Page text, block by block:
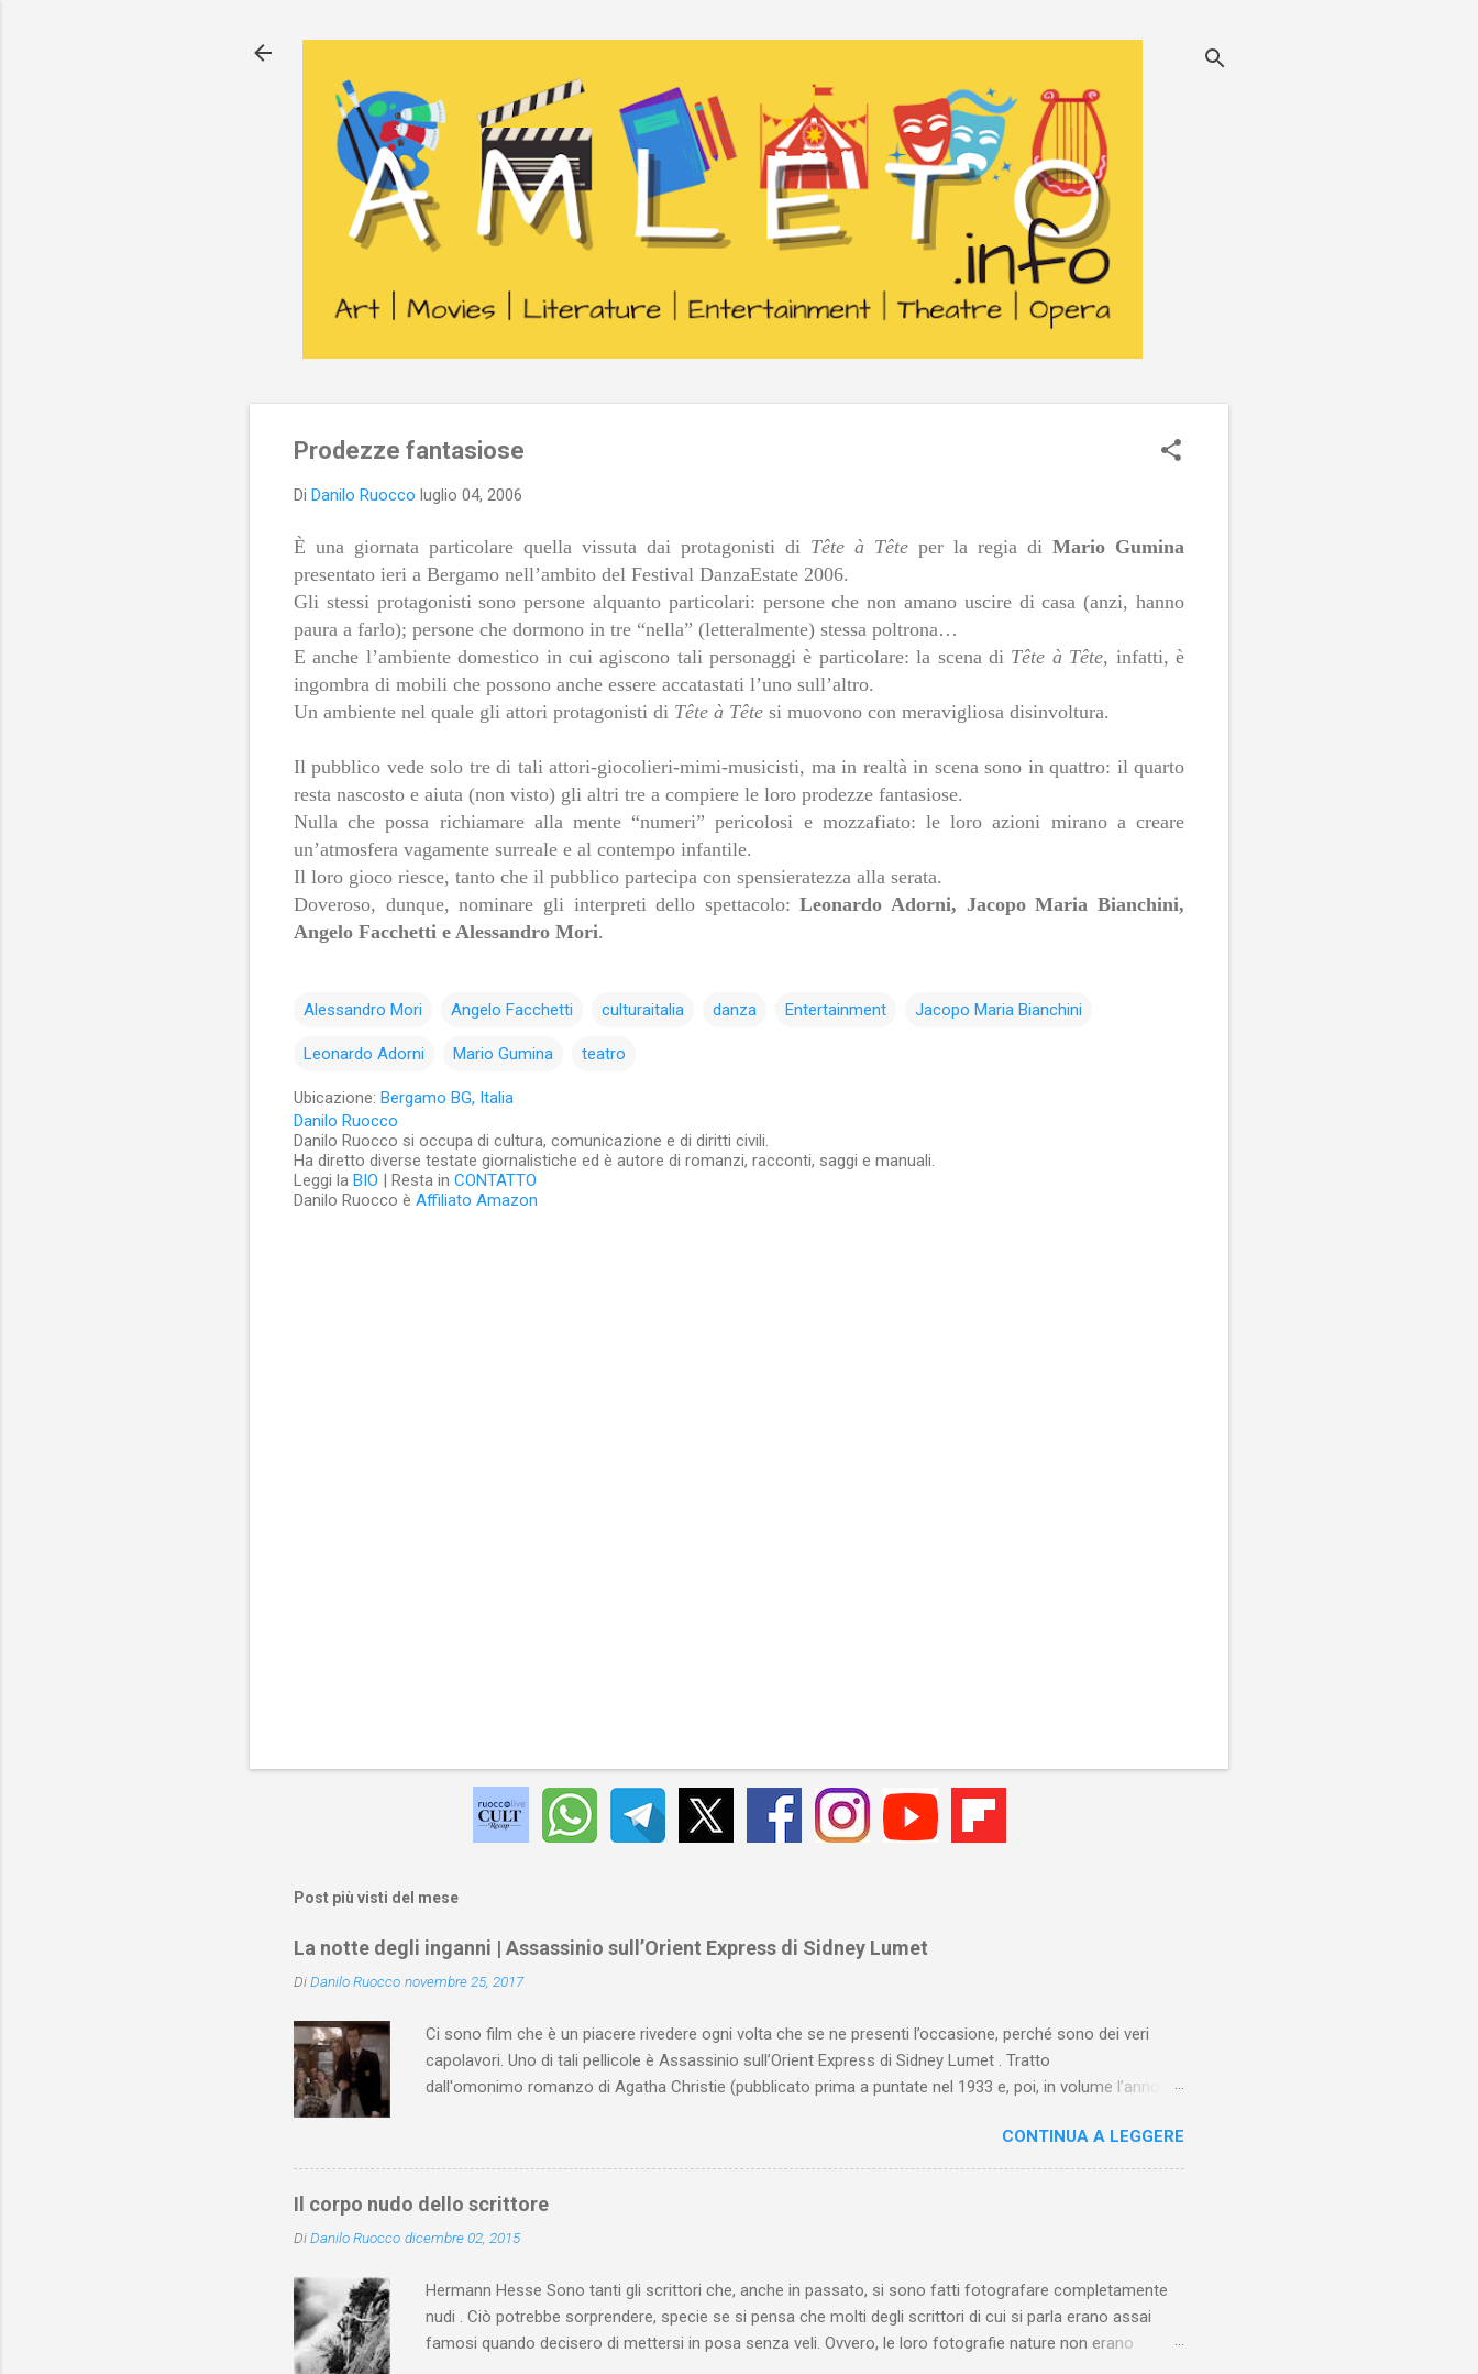
Prodezze fantasiose
Di Danilo Ruocco luglio 04, 2006
È una giornata particolare quella vissuta dai protagonisti di Tête à Tête per la regia di Mario Gumina
presentato ieri a Bergamo nell’ambito del Festival DanzaEstate 2006.
Gli stessi protagonisti sono persone alquanto particolari: persone che non amano uscire di casa (anzi, hanno
paura a farlo); persone che dormono in tre “nella” (letteralmente) stessa poltrona…
E anche l’ambiente domestico in cui agiscono tali personaggi è particolare: la scena di Tête à Tête, infatti, è
ingombra di mobili che possono anche essere accatastati l’uno sull’altro.
Un ambiente nel quale gli attori protagonisti di Tête à Tête si muovono con meravigliosa disinvoltura.
Il pubblico vede solo tre di tali attori-giocolieri-mimi-musicisti, ma in realtà in scena sono in quattro: il quarto
resta nascosto e aiuta (non visto) gli altri tre a compiere le loro prodezze fantasiose.
Nulla che possa richiamare alla mente “numeri” pericolosi e mozzafiato: le loro azioni mirano a creare
un’atmosfera vagamente surreale e al contempo infantile.
Il loro gioco riesce, tanto che il pubblico partecipa con spensieratezza alla serata.
Doveroso, dunque, nominare gli interpreti dello spettacolo:Leonardo Adorni, Jacopo Maria Bianchini,
Angelo Facchetti e Alessandro Mori.
Alessandro Mori Angelo Facchetti culturaitalia danza Entertainment Jacopo Maria Bianchini
Leonardo Adorni Mario Gumina teatro
Ubicazione: Bergamo BG, Italia
Danilo Ruocco
Danilo Ruocco si occupa di cultura, comunicazione e di diritti civili.
Ha diretto diverse testate giornalistiche ed è autore di romanzi, racconti, saggi e manuali.
Leggi la BIO | Resta in CONTATTO
Danilo Ruocco è Affiliato Amazon
Post più visti del mese
La notte degli inganni | Assassinio sull’Orient Express di Sidney Lumet
DiDanilo Ruocco novembre 25, 2017
Ci sono film che è un piacere rivedere ogni volta che se ne presenti l’occasione, perché sono dei veri
capolavori. Uno di tali pellicole è Assassinio sull’Orient Express di Sidney Lumet . Tratto
dall'omonimo romanzo di Agatha Christie (pubblicato prima a puntate nel 1933 e, poi, in volume l’anno
Christie da un fatto realmente accaduto: il rapimento e l’assassinio del piccolo figlio dell’aviatore Charles
Lindbergh (nel romanzo e nel film chiamato Armstrong e padre di una bimba). L’antefatto è mostrato al
pubblico parte in bianco e nero e parte con colori seppiati e ha i ritmi di un reportage giornalistico.
dell’omicidio si snoda con ritmi che sembrano calmi e composti (molto “British”): in realtà, la regia di
CONTINUA A LEGGERE
Il corpo nudo dello scrittore
DiDanilo Ruocco dicembre 02, 2015
Hermann Hesse Sono tanti gli scrittori che, anche in passato, si sono fatti fotografare completamente
nudi . Ciò potrebbe sorprendere, specie se si pensa che molti degli scrittori di cui si parla erano assai
famosi quando decisero di mettersi in posa senza veli. Ovvero, le loro fotografie nature non erano